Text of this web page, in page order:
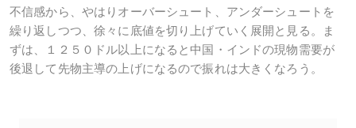
不信感から、やはりオーバーシュート、アンダーシュートを
繰り返しつつ、徐々に底値を切り上げていく展開と見る。ま
ずは、１２５０ドル以上になると中国・インドの現物需要が
後退して先物主導の上げになるので振れは大きくなろう。